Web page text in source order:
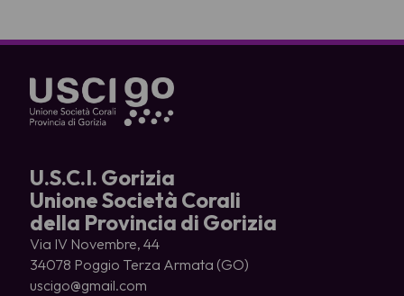
U.S.C.I. Gorizia
Unione Società Corali
della Provincia di Gorizia
Via IV Novembre, 44
34078 Poggio Terza Armata (GO)
uscigo@gmail.com